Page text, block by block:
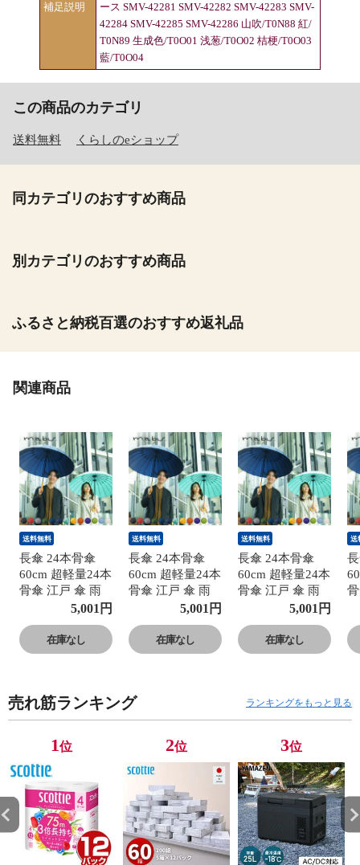
補足説明
ース SMV-42281 SMV-42282 SMV-42283 SMV-
42284 SMV-42285 SMV-42286 山吹/T0N88 紅/
T0N89 生成色/T0O01 浅葱/T0O02 桔梗/T0O03
藍/T0O04
この商品のカテゴリ
送料無料 くらしのeショップ
同カテゴリのおすすめ商品
別カテゴリのおすすめ商品
ふるさと納税百選のおすすめ返礼品
関連商品
送料無料
長傘 24本骨傘
60cm 超軽量24本
骨傘 江戸 傘 雨
傘 和傘 和柄 お
しゃれ 多骨 UV
日傘 梅雨 晴雨兼
用 男女兼用 レデ
ブ mabu/SMV
JAPAN 【送料無
5,001 円
在庫なし
送料無料
長傘 24本骨傘
60cm 超軽量24本
骨傘 江戸 傘 雨
傘 和傘 和柄 お
しゃれ 多骨 UV
日傘 梅雨 晴雨兼
用 男女兼用 レデ
ブ mabu/SMV
JAPAN 【送料無
5,001 円
在庫なし
送料無料
長傘 24本骨傘
60cm 超軽量24本
骨傘 江戸 傘 雨
傘 和傘 和柄 お
しゃれ 多骨 UV
日傘 梅雨 晴雨兼
用 男女兼用 レデ
ブ mabu/SMV
JAPAN 【送料無
5,001 円
在庫なし
送
売れ筋ランキング ランキングをもっと見る
1位 2位 3位